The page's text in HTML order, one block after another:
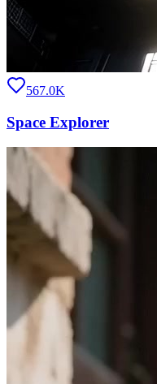
567.0K
Space Explorer